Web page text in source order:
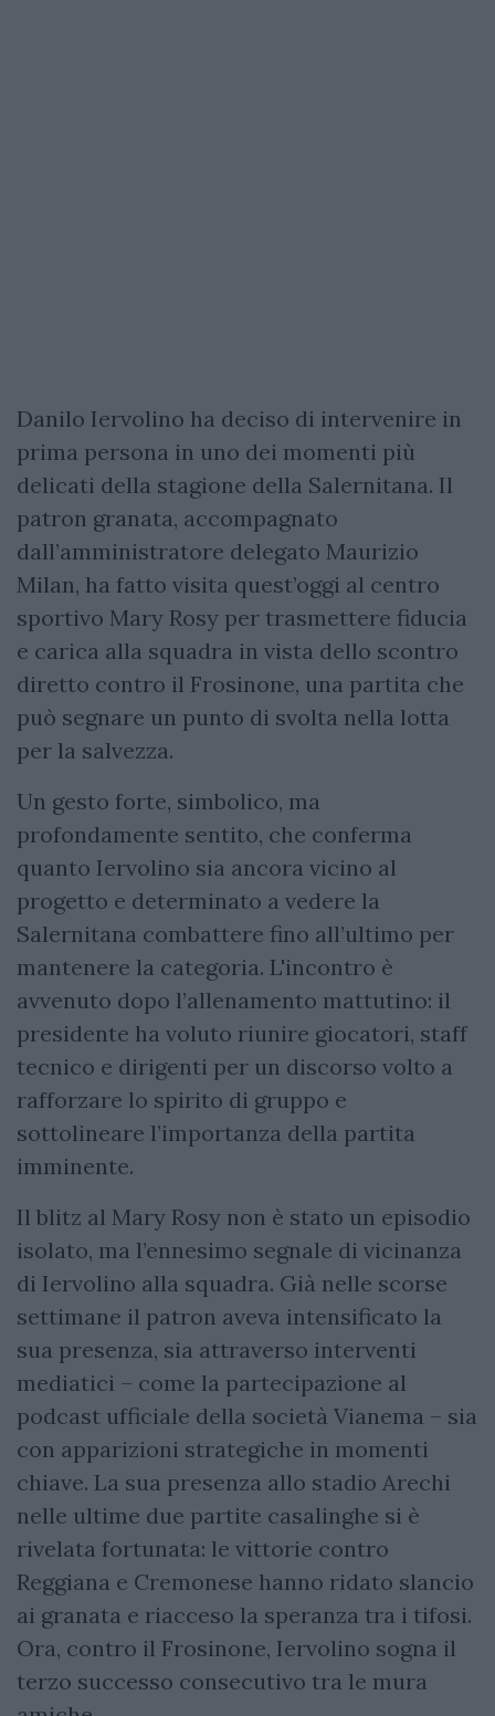
Danilo Iervolino ha deciso di intervenire in
prima persona in uno dei momenti più
delicati della stagione della Salernitana. Il
patron granata, accompagnato
dall’amministratore delegato Maurizio
Milan, ha fatto visita quest’oggi al centro
sportivo Mary Rosy per trasmettere fiducia
e carica alla squadra in vista dello scontro
diretto contro il Frosinone, una partita che
può segnare un punto di svolta nella lotta
per la salvezza.
Un gesto forte, simbolico, ma
profondamente sentito, che conferma
quanto Iervolino sia ancora vicino al
progetto e determinato a vedere la
Salernitana combattere fino all’ultimo per
mantenere la categoria. L'incontro è
avvenuto dopo l’allenamento mattutino: il
presidente ha voluto riunire giocatori, staff
tecnico e dirigenti per un discorso volto a
rafforzare lo spirito di gruppo e
sottolineare l’importanza della partita
imminente.
Il blitz al Mary Rosy non è stato un episodio
isolato, ma l’ennesimo segnale di vicinanza
di Iervolino alla squadra. Già nelle scorse
settimane il patron aveva intensificato la
sua presenza, sia attraverso interventi
mediatici – come la partecipazione al
podcast ufficiale della società Vianema – sia
con apparizioni strategiche in momenti
chiave. La sua presenza allo stadio Arechi
nelle ultime due partite casalinghe si è
rivelata fortunata: le vittorie contro
Reggiana e Cremonese hanno ridato slancio
ai granata e riacceso la speranza tra i tifosi.
Ora, contro il Frosinone, Iervolino sogna il
terzo successo consecutivo tra le mura